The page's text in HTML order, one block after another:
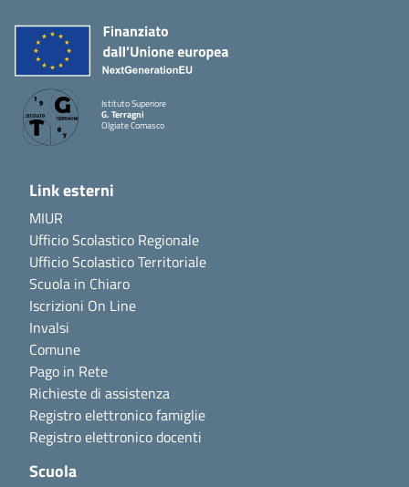
Istituto Superiore
G. Terragni
Olgiate Comasco
Link esterni
MIUR
Ufficio Scolastico Regionale
Ufficio Scolastico Territoriale
Scuola in Chiaro
Iscrizioni On Line
Invalsi
Comune
Pago in Rete
Richieste di assistenza
Registro elettronico famiglie
Registro elettronico docenti
Scuola